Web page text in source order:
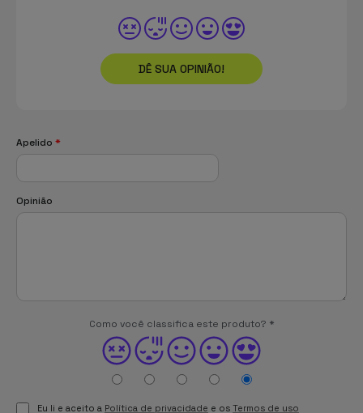
DÊ SUA OPINIÃO!
Apelido *
Opinião
Como você classifica este produto? *
Eu li e aceito a Política de privacidade e os Termos de uso